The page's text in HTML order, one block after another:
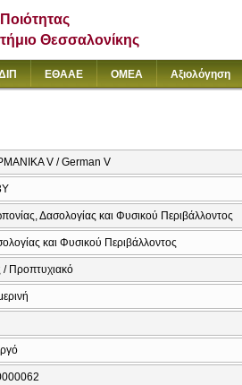
Θεσσαλονίκης
ΕΘΑΑΕ ΟΜΕΑ Αξιολόγηση
V / German V
Δασολογίας και Φυσικού Περιβάλλοντος
και Φυσικού Περιβάλλοντος
/ Προπτυχιακό